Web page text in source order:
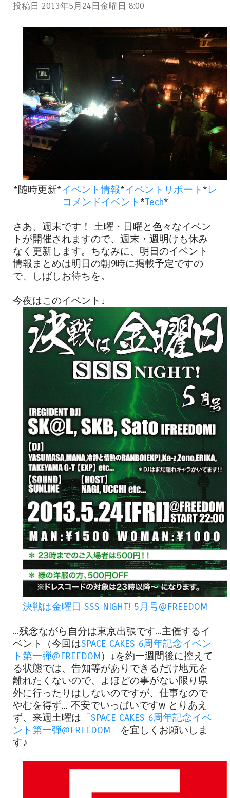
投稿日 2013年5月24日金曜日 8:00
*随時更新*イベント情報*イベントリポート *レ
コメンドイベント *Tech*
さあ、週末です！ 土曜・日曜と色々なイベン
トが開催されますので、週末・週明けも休み
なく更新します。ちなみに、明日のイベント
情報まとめは明日の朝9時に掲載予定ですの
で、しばしお待ちを。
今夜はこのイベント↓
決戦は金曜日 SSS NIGHT! 5月号@FREEDOM
...残念ながら自分は東京出張です...主催するイ
ベント（今回はSPACE CAKES 6周年記念イベン
ト第一弾@FREEDOM）↓を約一週間後に控えて
る状態では、告知等がありできるだけ地元を
離れたくないので、よほどの事がない限り県
外に行ったりはしないのですが、仕事なので
やむを得ず... 不安でいっぱいですw とりあえ
ず、来週土曜は「 SPACE CAKES 6周年記念イベ
ント第一弾@FREEDOM 」を宜しくお願いしま
す♪